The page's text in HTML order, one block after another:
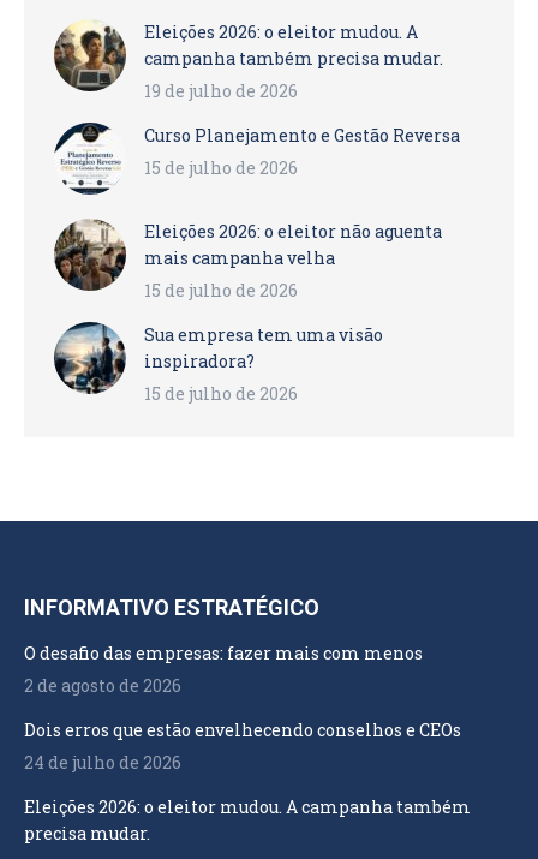
Eleições 2026: o eleitor mudou. A
campanha também precisa mudar.
19 de julho de 2026
Curso Planejamento e Gestão Reversa
15 de julho de 2026
Eleições 2026: o eleitor não aguenta
mais campanha velha
15 de julho de 2026
Sua empresa tem uma visão
inspiradora?
15 de julho de 2026
INFORMATIVO ESTRATÉGICO
O desafio das empresas: fazer mais com menos
2 de agosto de 2026
Dois erros que estão envelhecendo conselhos e CEOs
24 de julho de 2026
Eleições 2026: o eleitor mudou. A campanha também
precisa mudar.